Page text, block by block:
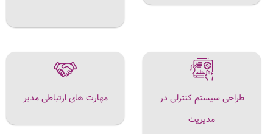
طراحی سیستم کنترلی در
مدیریت
مهارت های ارتباطی مدیر